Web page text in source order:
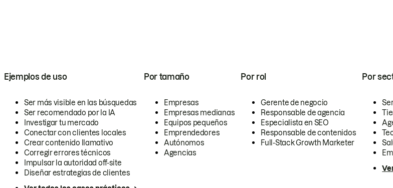
Ejemplos de uso
Ser más visible en las búsquedas
Ser recomendado por la IA
Investigar tu mercado
Conectar con clientes locales
Crear contenido llamativo
Corregir errores técnicos
Impulsar la autoridad off-site
Diseñar estrategias de clientes
Por tamaño
Empresas
Empresas medianas
Equipos pequeños
Emprendedores
Autónomos
Agencias
Por rol
Gerente de negocio
Responsable de agencia
Especialista en SEO
Responsable de contenidos
Full-Stack Growth Marketer
Por